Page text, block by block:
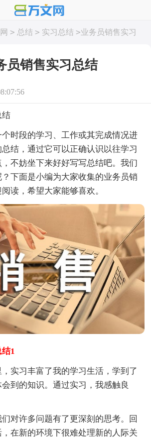
> 总结 > 实习总结 >业务员销售实习
员销售实习总结
结
段的学习、工作或其完成情况进
结，通过它可以正确认识以往学习
不妨坐下来好好写写总结吧。我们
下面是小编为大家收集的业务员销
读，希望大家能够喜欢。
1
习丰富了我的学习生活，学到了
到的知识。通过实习，我感触良
许多问题有了更深刻的思考。回
在新的环境下很难处理新的人际关